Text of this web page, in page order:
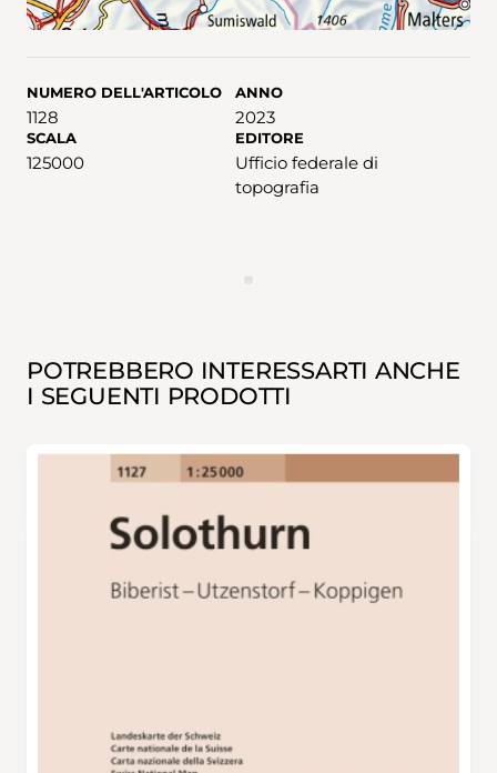
NUMERO DELL'ARTICOLO
1128
ANNO
2023
SCALA
125000
EDITORE
Ufficio federale di
topografia
POTREBBERO INTERESSARTI ANCHE
I SEGUENTI PRODOTTI